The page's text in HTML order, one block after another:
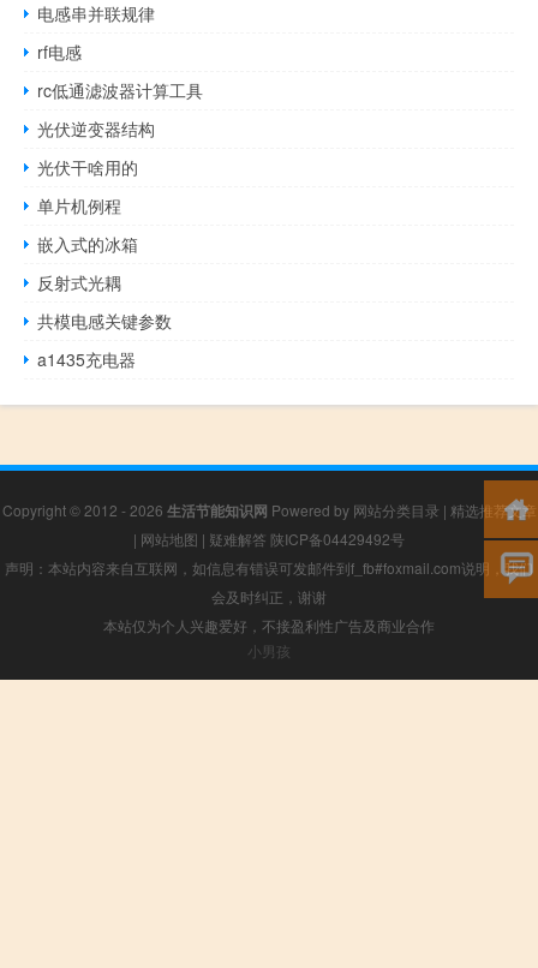
电感串并联规律
rf电感
rc低通滤波器计算工具
光伏逆变器结构
光伏干啥用的
单片机例程
嵌入式的冰箱
反射式光耦
共模电感关键参数
a1435充电器
Copyright © 2012 - 2026 生活节能知识网 Powered by 网站分类目录 | 精选推荐文章
| 网站地图 | 疑难解答 陕ICP备04429492号
声明：本站内容来自互联网，如信息有错误可发邮件到f_fb#foxmail.com说明，我们
会及时纠正，谢谢
本站仅为个人兴趣爱好，不接盈利性广告及商业合作
小男孩